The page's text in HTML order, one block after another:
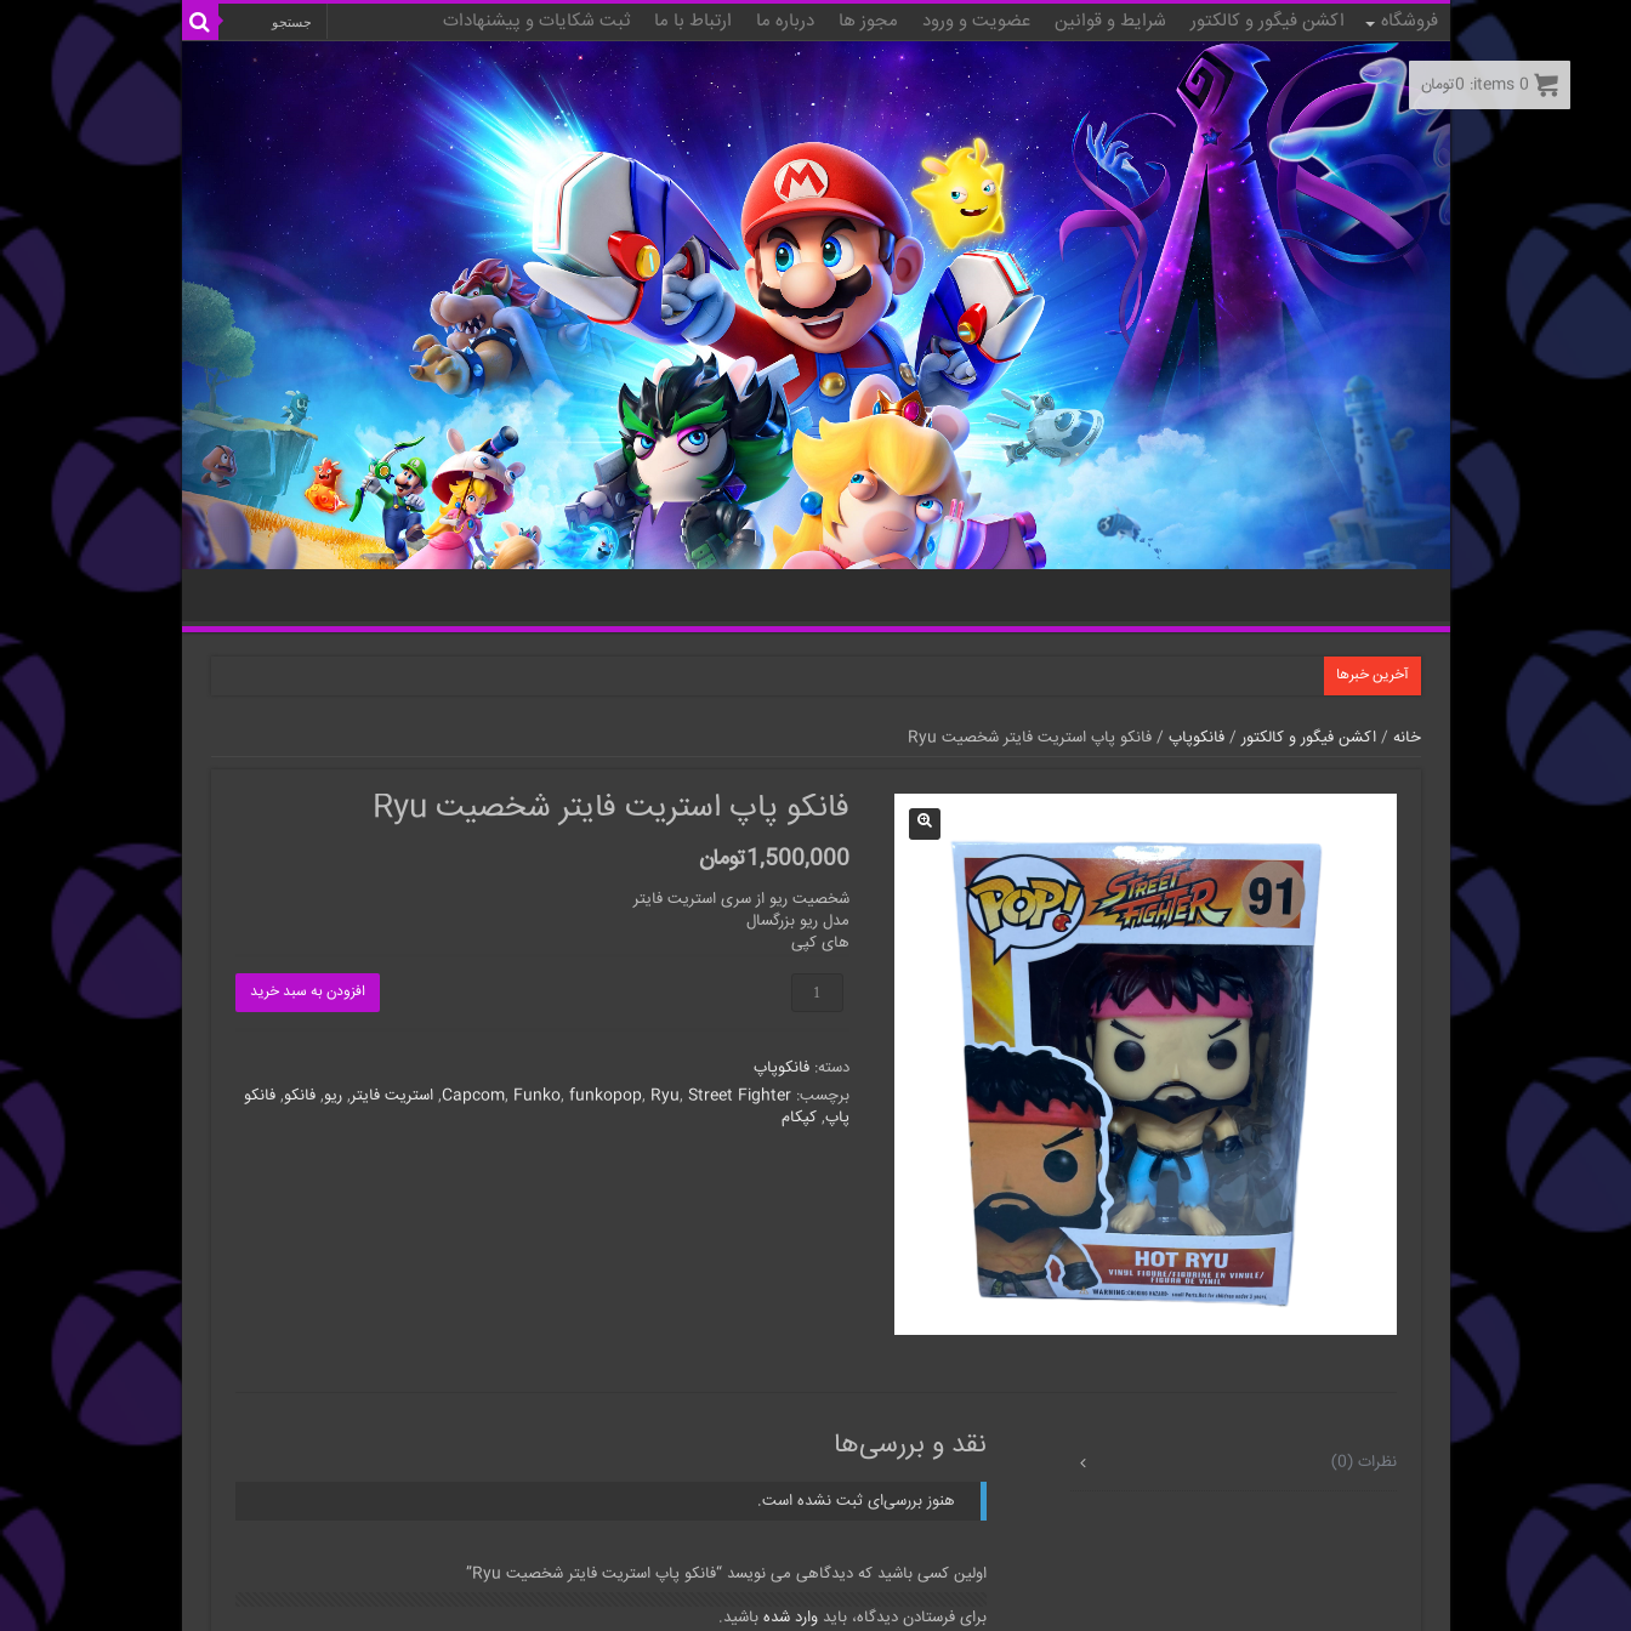
فروشگاه اکشن فیگور و کالکتور شرایط و قوانین عضویت و ورود مجوز ها درباره ما ارتباط با ما ثبت شکایات و پیشنهادات
آخرین خبرها
خانه /اکشن فیگور و کالکتور/فانکوپاپ / فانکو پاپ استریت فایتر شخصیت Ryu
فانکو پاپ استریت فایتر شخصیت Ryu
1,500,000تومان
شخصیت ریو از سری استریت فایتر
مدل ریو بزرگسال
های کپی
شخصیت
Ryu
عدد
افزودن به سبد خرید
دسته: فانکوپاپ
برچسب:
Capcom, Funko,funkopop, Ryu,Street Fighter
, استریت فایتر, ریو, فانکو, فانکو
پاپ, کپکام
نظرات (0) نقد و بررسی‌ها
هنوز بررسی‌ای ثبت نشده است.
اولین کسی باشید که دیدگاهی می نویسد “فانکو پاپ استریت فایتر شخصیت Ryu”
برای فرستادن دیدگاه، بایدوارد شده باشید.
0
items:
0تومان